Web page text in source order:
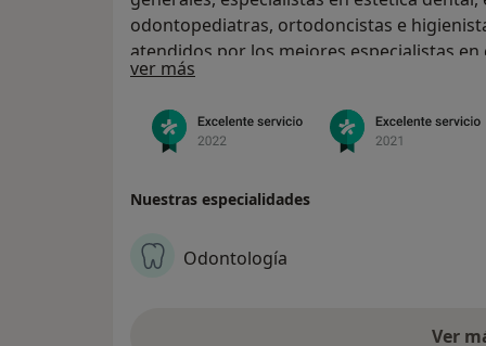
odontopediatras, ortodoncistas e
atendidos por los mejores especialistas en
ver más
Nuestras especialidades
Odontología
Ver